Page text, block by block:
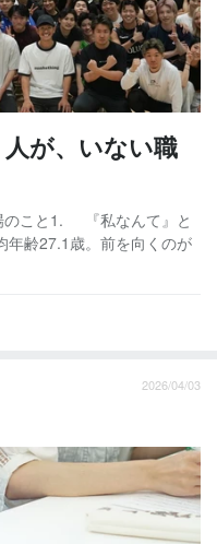
が、いない職
のこと1. 『私なんて』と
齢27.1歳。前を向くのが
2026/04/03